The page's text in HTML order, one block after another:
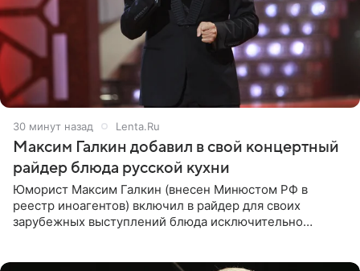
30 минут назад Lenta.Ru
Максим Галкин добавил в свой концертный
райдер блюда русской кухни
Юморист Максим Галкин (внесен Минюстом РФ в
реестр иноагентов) включил в райдер для своих
зарубежных выступлений блюда исключительно